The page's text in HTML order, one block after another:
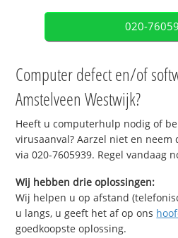
020-
Computer defect en/of
Amstelveen Westwijk?
Heeft u computerhulp nodig of
virusaanval? Aarzel niet en
via 020-7605939. Regel vandaag
Wij hebben drie oplossingen:
Wij helpen u op afstand
u langs, u geeft het af op ons
goedkoopste oplossing.